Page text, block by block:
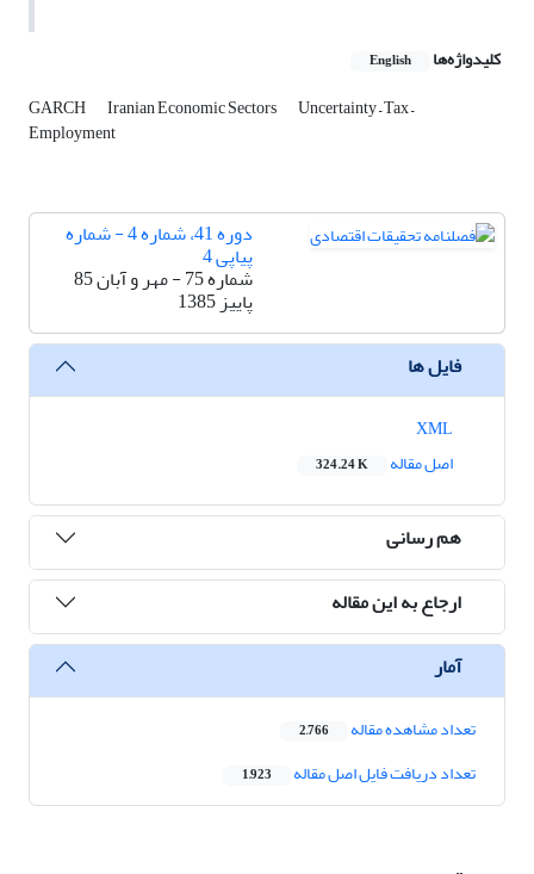
کلیدواژه‌ها English
GARCH Iranian Economic Sectors Uncertainty – Tax –
Employment
دوره 41، شماره 4 - شماره
پیاپی 4
شماره 75 - مهر و آبان 85
پاییز 1385
فایل ها
اصل مقاله
324.24 K
هم رسانی
ارجاع به این مقاله
آمار
تعداد مشاهده مقاله 2,766
تعداد دریافت فایل اصل مقاله 1,923